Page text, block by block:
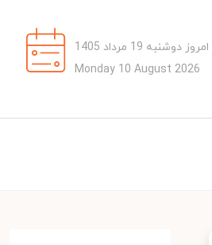
امروز دوشنبه 19 مرداد 1405
Monday 10 August 2026